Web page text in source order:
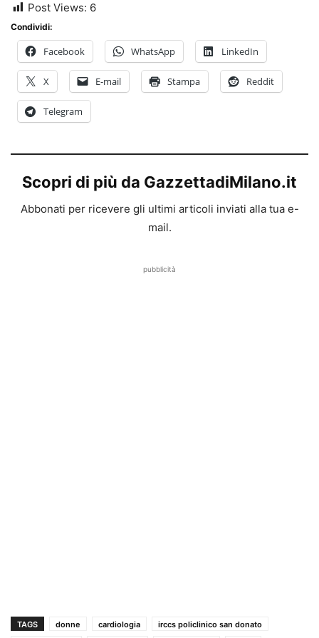
Post Views: 6
Condividi:
Facebook WhatsApp LinkedIn
X E-mail Stampa Reddit
Telegram
Scopri di più da GazzettadiMilano.it
Abbonati per ricevere gli ultimi articoli inviati alla tua e-
mail.
pubblicità
TAGS donne cardiologia
irccs policlinico san donato